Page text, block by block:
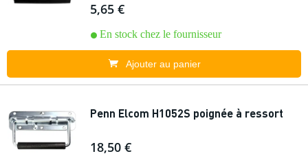
5,65 €
En stock chez le fournisseur
Ajouter au panier
Penn Elcom H1052S poignée à ressort
18,50 €